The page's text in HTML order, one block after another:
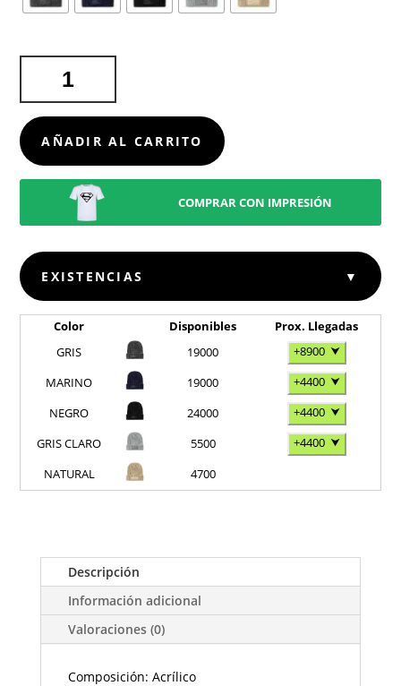
SELSOKER
CANTIDAD
AÑADIR AL CARRITO
COMPRAR CON IMPRESIÓN
EXISTENCIAS ▼
Color Disponibles
Prox. Llegadas
GRIS
19000 +8900 ⮟
MARINO
19000 +4400 ⮟
NEGRO
24000 +4400 ⮟
GRIS CLARO
5500 +4400 ⮟
NATURAL
4700
Descripción
Información adicional
Valoraciones (0)
Composición: Acrílico